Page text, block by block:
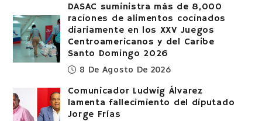
DASAC suministra más de 8,000
raciones de alimentos cocinados
diariamente en los XXV Juegos
Centroamericanos y del Caribe
Santo Domingo 2026
8 De Agosto De 2026
Comunicador Ludwig Álvarez
lamenta fallecimiento del diputado
Jorge Frías